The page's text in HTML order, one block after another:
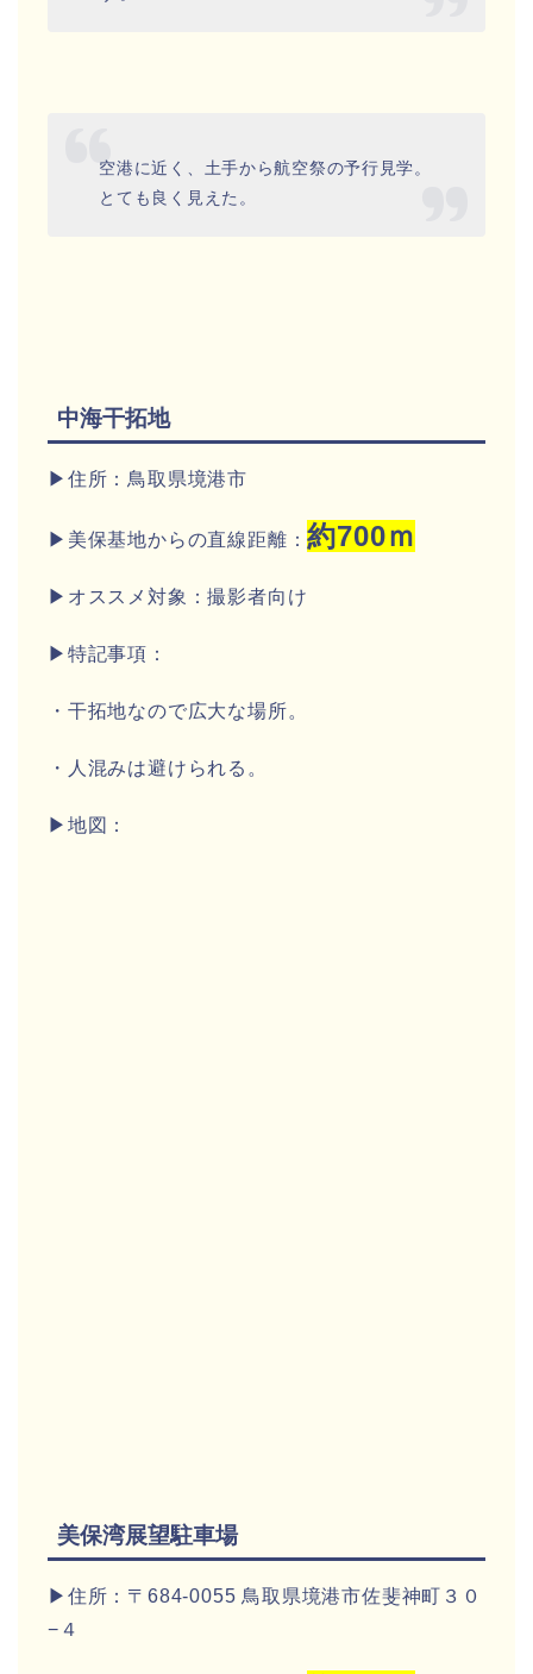
空港に近く、土手から航空祭の予行見学。
とても良く見えた。
中海干拓地
▶住所：鳥取県境港市
▶美保基地からの直線距離：約700ｍ
▶オススメ対象：撮影者向け
▶特記事項：
・干拓地なので広大な場所。
・人混みは避けられる。
▶地図：
美保湾展望駐車場
▶住所：〒684-0055 鳥取県境港市佐斐神町３０
−４